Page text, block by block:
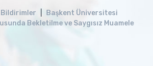
Bildirimler
Başkent Üniversitesi
Bekletilme ve Saygısız Muamele